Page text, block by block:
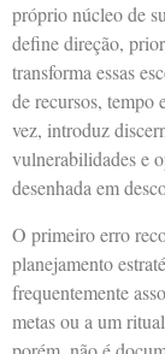
próprio núcleo de
define direção,
transforma essas
de recursos, tempo
vez, introduz
vulnerabilidades e
desenhada em
O primeiro erro
planejamento
frequentemente
metas ou a um